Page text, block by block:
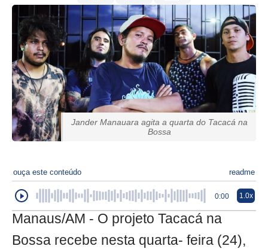
Jander Manauara agita a quarta do Tacacá na
Bossa
ouça este conteúdo readme
0:00 1.0x
Manaus/AM - O projeto Tacacá na
Bossa recebe nesta quarta- feira (24),